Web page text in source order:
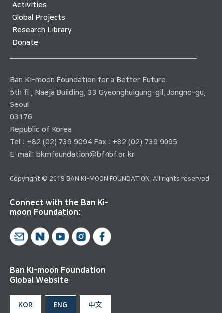
Activities
Global Projects
Research Library
Donate
Ban Ki-moon Foundation for a Better Future
5th fl., Naeja Building, 33 Gyeonghuigung-gil, Jongno-gu,
Seoul
03176
Republic of Korea
Tel : +82 (02) 739 9094 Fax : +82 (02) 739 9095
E-mail: bkmfoundation@bf4bf.or.kr
Copyright © 2019 BAN KI-MOON FOUNDATION. All rights reserved.
Connect with the Ban Ki-
moon Foundation:
Ban Ki-moon Foundation
Global Website
KOR ENG 中文